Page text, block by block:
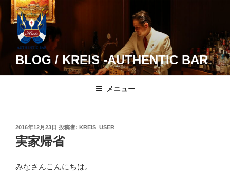
コ
BLOG / KREIS -AUTHENTIC BAR
メニュー
投
稿
日:
2016年12月23日 投稿者: KREIS_USER
実家帰省
みなさんこんにちは。